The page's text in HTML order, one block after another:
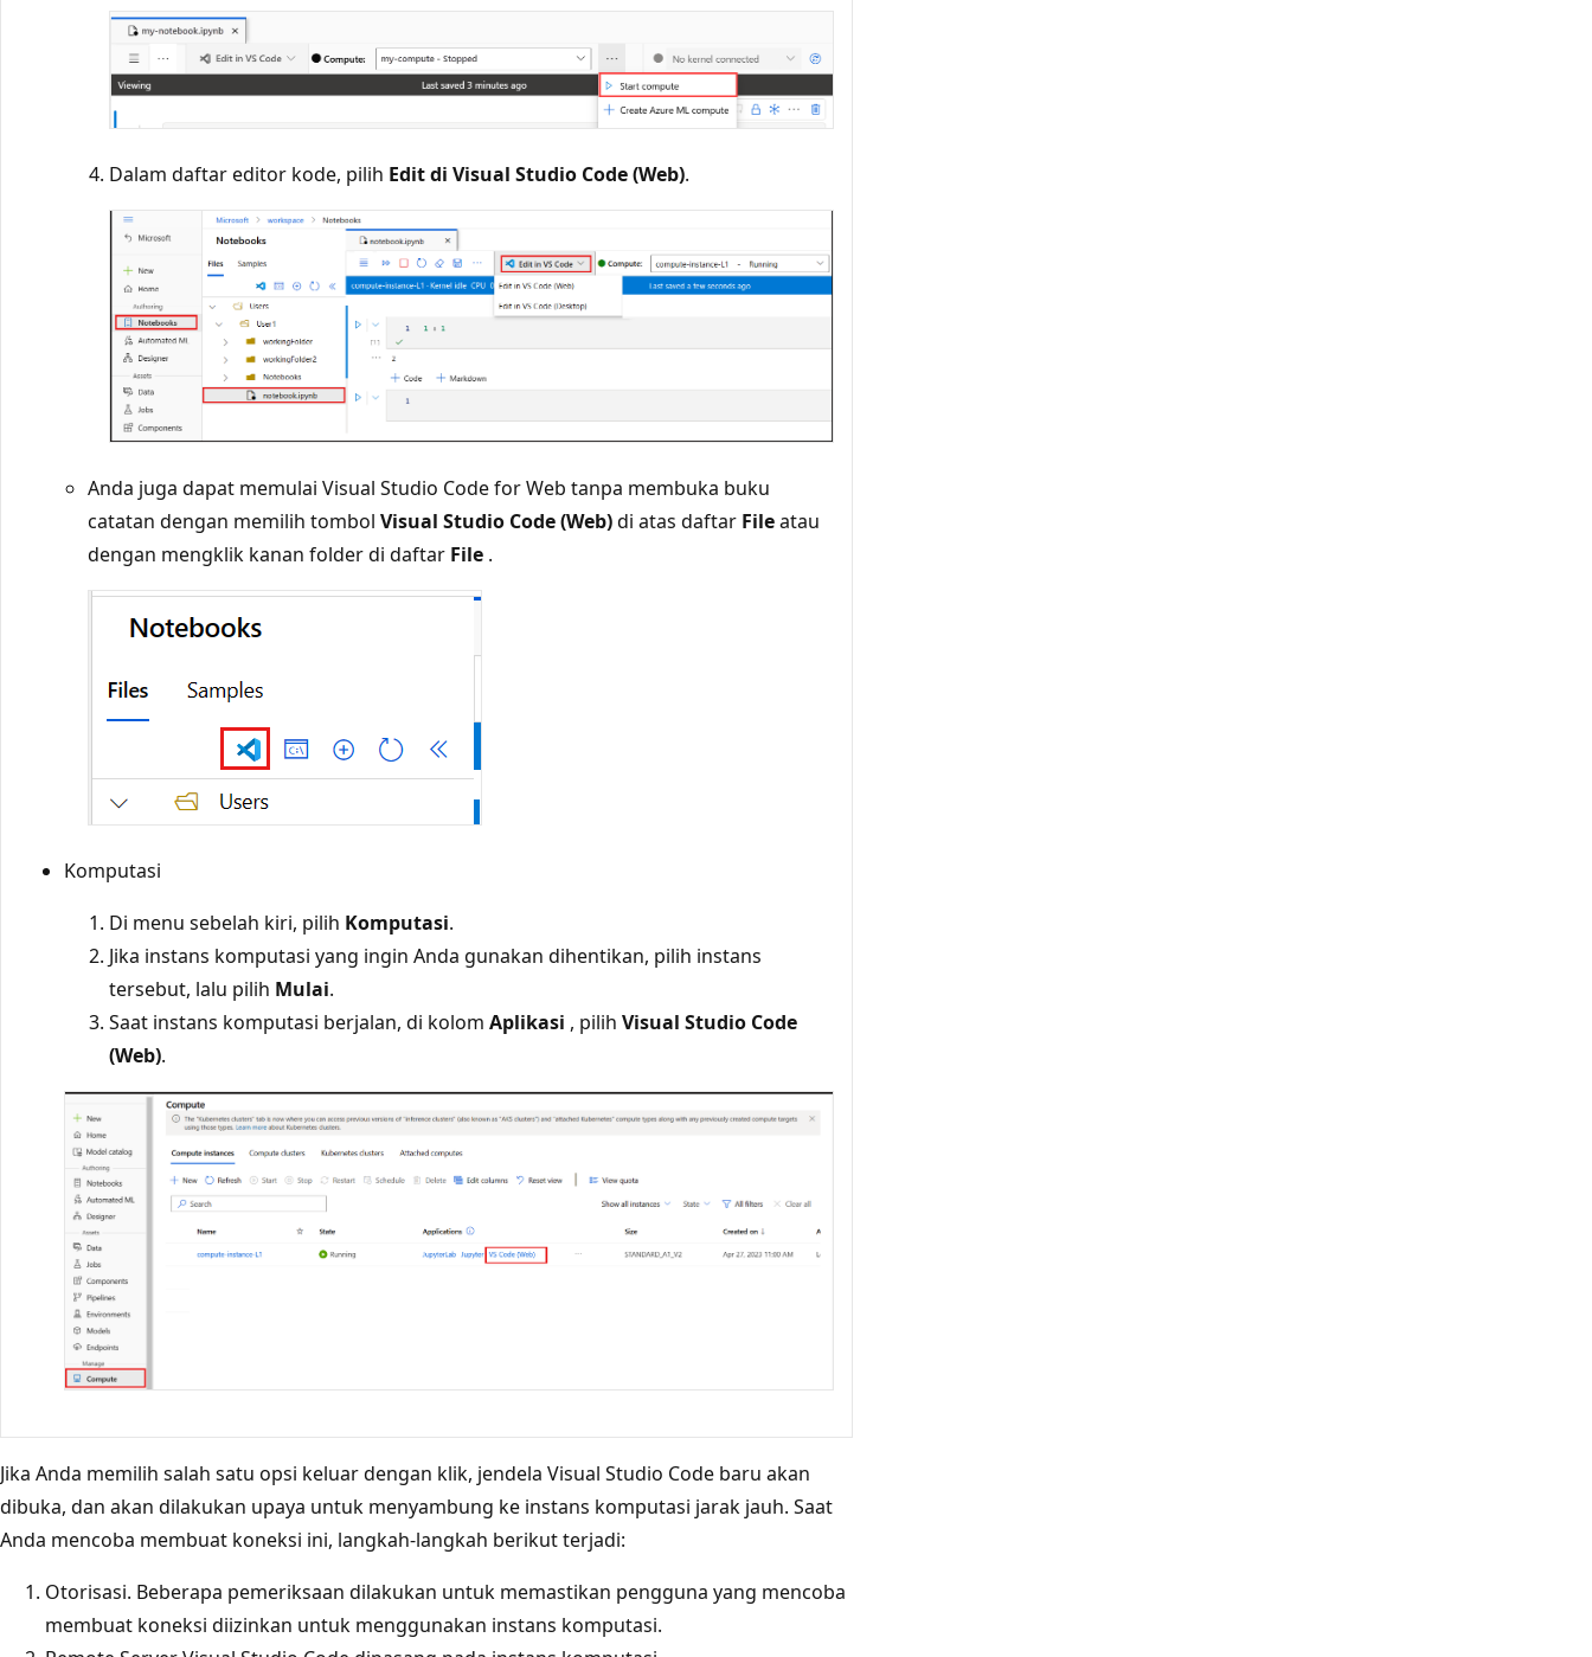
Dalam daftar editor kode, pilih Edit di Visual Studio Code (Web).
Anda juga dapat memulai Visual Studio Code for Web tanpa membuka buku
catatan dengan memilih tombol Visual Studio Code (Web)di atas daftar Fileatau
dengan mengklik kanan folder di daftar File .
Komputasi
Di menu sebelah kiri, pilih Komputasi.
Jika instans komputasi yang ingin Anda gunakan dihentikan, pilih instans
tersebut, lalu pilih Mulai.
Saat instans komputasi berjalan, di kolom Aplikasi , pilih Visual Studio Code
(Web).
Jika Anda memilih salah satu opsi keluar dengan klik, jendela Visual Studio Code baru akan
dibuka, dan akan dilakukan upaya untuk menyambung ke instans komputasi jarak jauh. Saat
Anda mencoba membuat koneksi ini, langkah-langkah berikut terjadi:
Otorisasi. Beberapa pemeriksaan dilakukan untuk memastikan pengguna yang mencoba
membuat koneksi diizinkan untuk menggunakan instans komputasi.